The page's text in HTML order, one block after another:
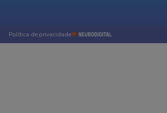
Política de privacidade